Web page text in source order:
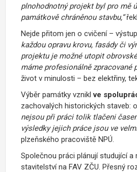
plnohodnotný projekt byl pro mě
památkově chráněnou stavbu,“
Nejde přitom jen o cvičení –
každou opravu krovu, fasády či
projektu je možné utopit
máme profesionálně zpracované
život v minulosti – bez elektřiny,
Výběr památky vzniklve
zachovalých historických staveb:
nejsou při práci tolik tlačeni
výsledky jejich práce jsou ve
plzeňského pracoviště NPÚ.
Společnou práci plánují studující
stavitelství na FAV ZČU. Přesný